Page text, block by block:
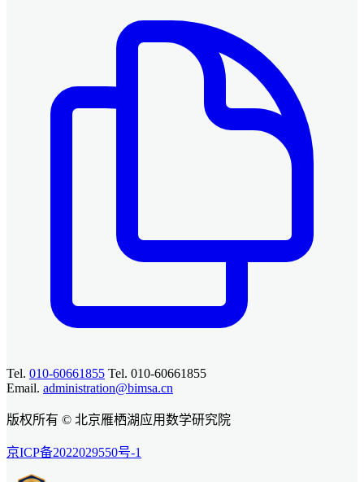
Tel. 010-60661855 Tel. 010-60661855
Email. administration@bimsa.cn
版权所有 © 北京雁栖湖应用数学研究院
京ICP备2022029550号-1